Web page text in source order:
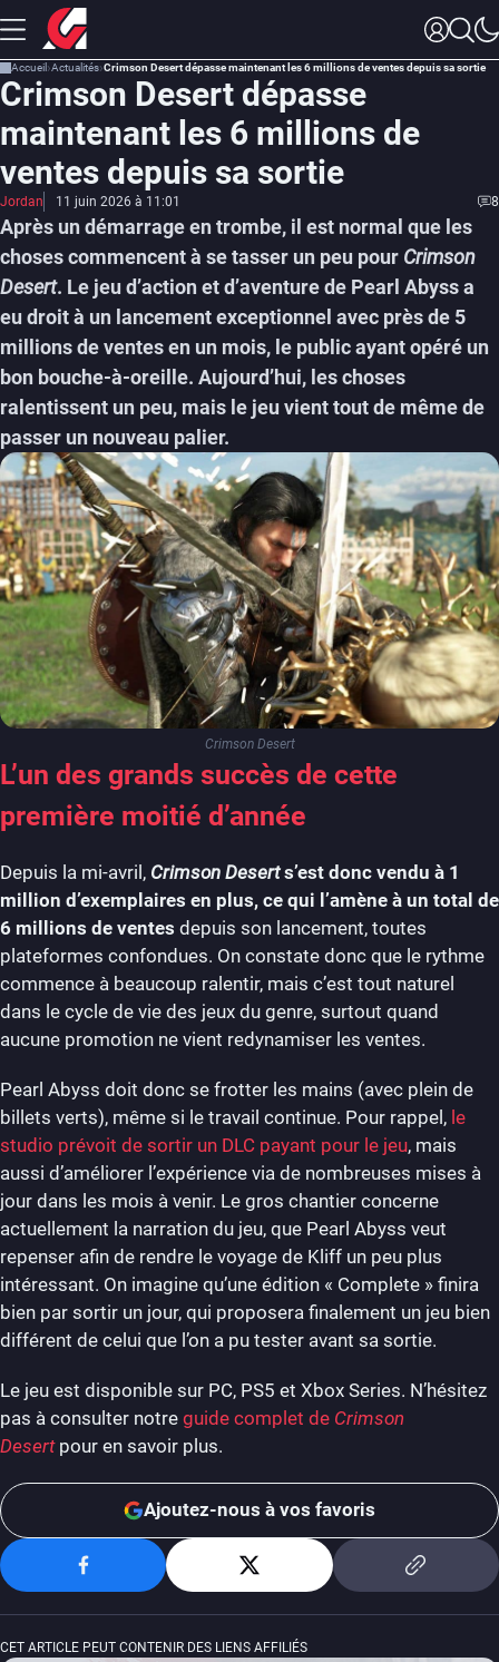
Accueil Actualités Crimson Desert dépasse maintenant les 6 millions de ventes depuis sa sortie
Crimson Desert dépasse
maintenant les 6 millions de
ventes depuis sa sortie
Jordan 11 juin 2026 à 11:01 8
Après un démarrage en trombe, il est normal que les
choses commencent à se tasser un peu pour Crimson
Desert. Le jeu d’action et d’aventure de Pearl Abyss a
eu droit à un lancement exceptionnel avec près de 5
millions de ventes en un mois, le public ayant opéré un
bon bouche-à-oreille. Aujourd’hui, les choses
ralentissent un peu, mais le jeu vient tout de même de
passer un nouveau palier.
Crimson Desert
L’un des grands succès de cette
première moitié d’année
Depuis la mi-avril, Crimson Deserts’est donc vendu à 1
million d’exemplaires en plus, ce qui l’amène à un total de
6 millions de ventes depuis son lancement, toutes
plateformes confondues. On constate donc que le rythme
commence à beaucoup ralentir, mais c’est tout naturel
dans le cycle de vie des jeux du genre, surtout quand
aucune promotion ne vient redynamiser les ventes.
Pearl Abyss doit donc se frotter les mains (avec plein de
billets verts), même si le travail continue. Pour rappel, le
studio prévoit de sortir un DLC payant pour le jeu, mais
aussi d’améliorer l’expérience via de nombreuses mises à
jour dans les mois à venir. Le gros chantier concerne
actuellement la narration du jeu, que Pearl Abyss veut
repenser afin de rendre le voyage de Kliff un peu plus
intéressant. On imagine qu’une édition « Complete » finira
bien par sortir un jour, qui proposera finalement un jeu bien
différent de celui que l’on a pu tester avant sa sortie.
Le jeu est disponible sur PC, PS5 et Xbox Series. N’hésitez
pas à consulter notre guide complet de Crimson
Desertpour en savoir plus.
Ajoutez-nous à vos favoris
CET ARTICLE PEUT CONTENIR DES LIENS AFFILIÉS